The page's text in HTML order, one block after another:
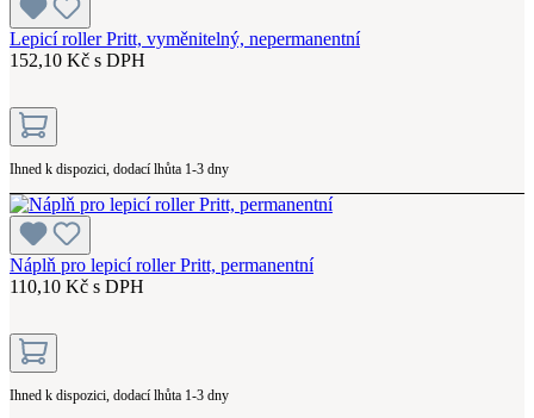
Lepicí roller Pritt, vyměnitelný, nepermanentní
152,10 Kč s DPH
Ihned k dispozici, dodací lhůta 1-3 dny
Náplň pro lepicí roller Pritt, permanentní
110,10 Kč s DPH
Ihned k dispozici, dodací lhůta 1-3 dny